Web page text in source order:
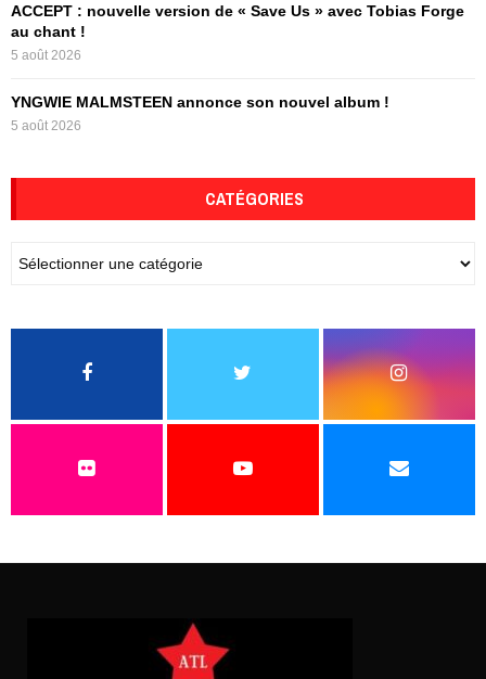
ACCEPT : nouvelle version de « Save Us » avec Tobias Forge
au chant !
5 août 2026
YNGWIE MALMSTEEN annonce son nouvel album !
5 août 2026
CATÉGORIES